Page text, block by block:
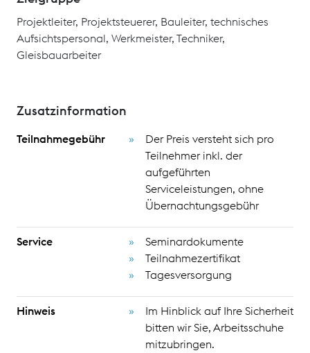
Projektleiter, Projektsteuerer, Bauleiter, technisches
Aufsichtspersonal, Werkmeister, Techniker,
Gleisbauarbeiter
Zusatzinformation
Teilnahmegebühr
Der Preis versteht sich pro
Teilnehmer inkl. der
aufgeführten
Serviceleistungen, ohne
Übernachtungsgebühr
Service
Seminardokumente
Teilnahmezertifikat
Tagesversorgung
Hinweis
Im Hinblick auf Ihre Sicherheit
bitten wir Sie, Arbeitsschuhe
mitzubringen.